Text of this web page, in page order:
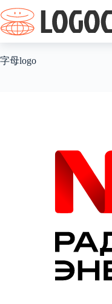
过
内
容
字母logo